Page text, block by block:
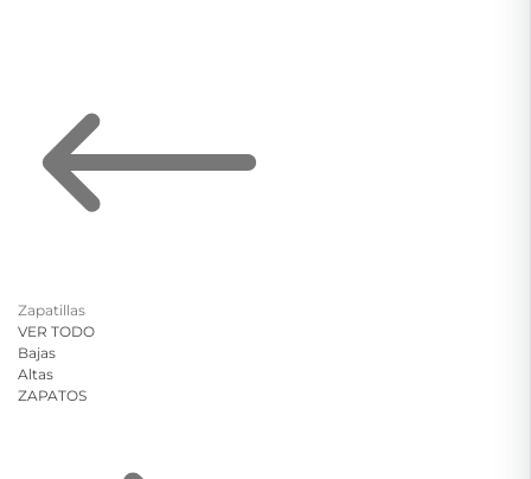
Zapatillas
VER TODO
Bajas
Altas
ZAPATOS